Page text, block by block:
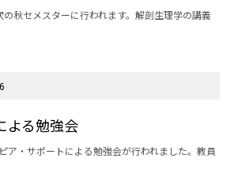
の秋セメスターに行われます。解剖生理学の講義
よる勉強会
ア・サポートによる勉強会が行われました。教員